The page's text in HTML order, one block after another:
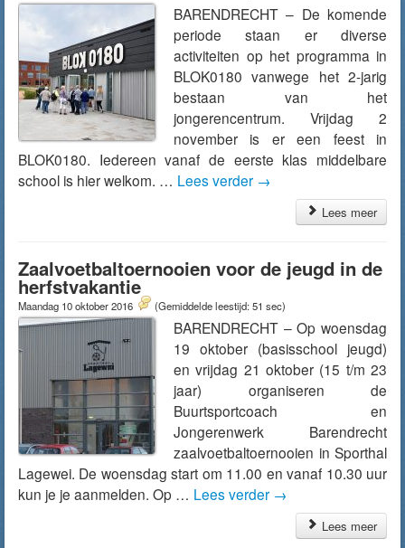
BARENDRECHT – De komende
periode staan er diverse
activiteiten op het programma in
BLOK0180 vanwege het 2-jarig
bestaan van het
jongerencentrum. Vrijdag 2
november is er een feest in
BLOK0180. Iedereen vanaf de eerste klas middelbare
school is hier welkom. … Lees verder →
Lees meer
Zaalvoetbaltoernooien voor de jeugd in de
herfstvakantie
Maandag 10 oktober 2016 (Gemiddelde leestijd: 51 sec)
BARENDRECHT – Op woensdag
19 oktober (basisschool jeugd)
en vrijdag 21 oktober (15 t/m 23
jaar) organiseren de
Buurtsportcoach en
Jongerenwerk Barendrecht
zaalvoetbaltoernooien in Sporthal
Lagewei. De woensdag start om 11.00 en vanaf 10.30 uur
kun je je aanmelden. Op … Lees verder →
Lees meer